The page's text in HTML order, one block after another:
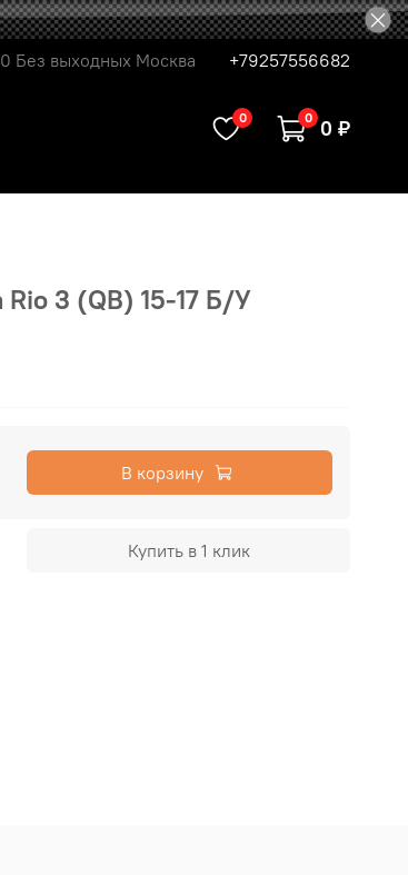
Без выходных Москва +79257556682
0 0 0 ₽
3 (QB) 15-17 Б/У
В корзину
Купить в 1 клик